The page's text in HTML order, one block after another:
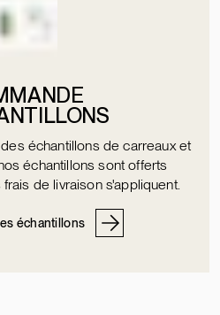
échantillons de carreaux et
échantillons sont offerts
de livraison s'appliquent.
échantillons